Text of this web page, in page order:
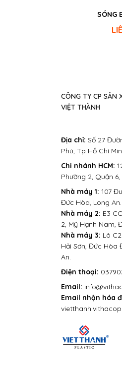
SÓNG
Địa chỉ: Số 27
Phú, Tp Hồ Chí
Điện thoại:
Email:
Email nhận hóa
CÔNG TY CP SẢN
VIỆT THÀNH
Nhà máy 1: 107
Đức Hòa, Long An..
Nhà máy 2: E3
2, Mỹ Hạnh Nam,
Nhà máy 3: Lô
Hải Sơn, Đức Hòa
An.
Chi nhánh HCM:
Phường 2, Quận